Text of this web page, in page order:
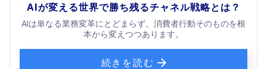
AIが変える世界で勝ち残るチャネル戦略とは？
AIは単なる業務変革にとどまらず、消費者行動そのものを根
本から変えつつあります。
続きを読む